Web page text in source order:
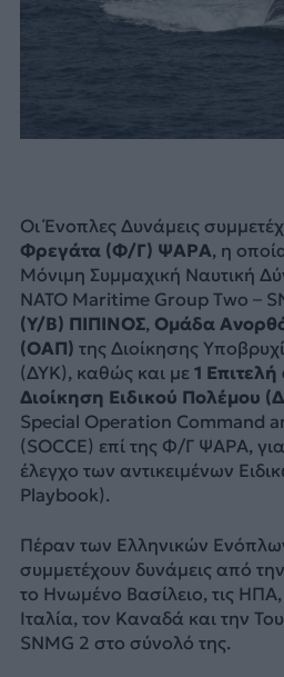
Οι Ένοπλες Δυνάμεις
Φρεγάτα (Φ/Γ) ΨΑΡΑ, η
Μόνιμη Συμμαχική Ναυτική
NATO Maritime Group Two –
(Υ/Β) ΠΙΠΙΝΟΣ, Ομάδα
(ΟΑΠ) της Διοίκησης
(ΔΥΚ), καθώς και με 1
Διοίκηση Ειδικού Πολέμου
Special Operation Command
(SOCCE) επί της Φ/Γ ΨΑΡΑ,
έλεγχο των αντικειμένων
Playbook).
Πέραν των Ελληνικών
συμμετέχουν δυνάμεις από
το Ηνωμένο Βασίλειο, τις
Ιταλία, τον Καναδά και την
SNMG 2 στο σύνολό της.